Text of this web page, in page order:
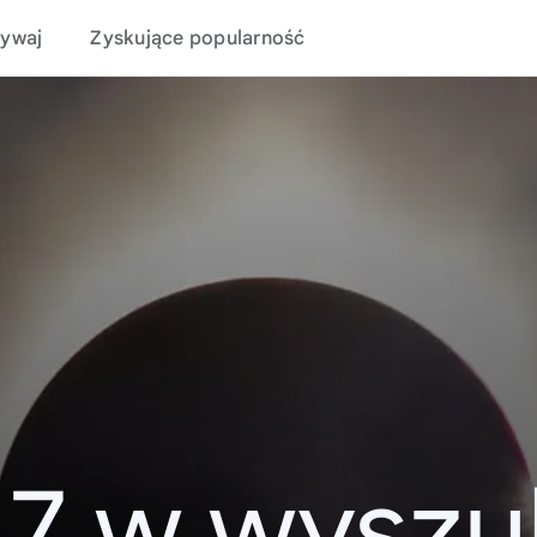
Zyskujące popularność